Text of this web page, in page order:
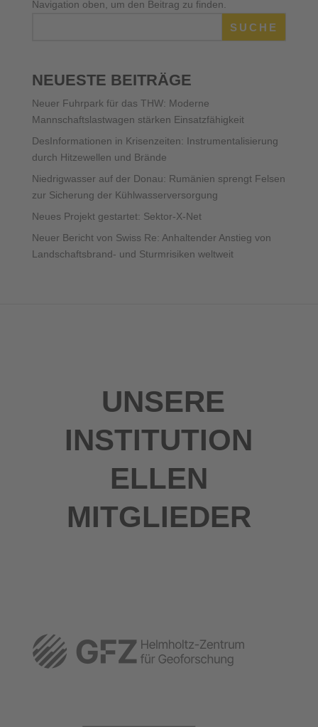
Navigation oben, um den Beitrag zu finden.
SUCHE
NEUESTE BEITRÄGE
Neuer Fuhrpark für das THW: Moderne
Mannschaftslastwagen stärken Einsatzfähigkeit
DesInformationen in Krisenzeiten: Instrumentalisierung
durch Hitzewellen und Brände
Niedrigwasser auf der Donau: Rumänien sprengt Felsen
zur Sicherung der Kühlwasserversorgung
Neues Projekt gestartet: Sektor-X-Net
Neuer Bericht von Swiss Re: Anhaltender Anstieg von
Landschaftsbrand- und Sturmrisiken weltweit
UNSERE
INSTITUTION
ELLEN
MITGLIEDER